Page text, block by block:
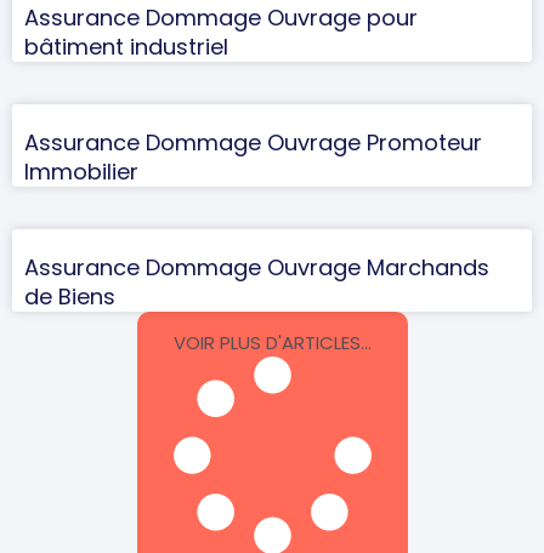
Assurance Dommage Ouvrage pour
bâtiment industriel
Assurance Dommage Ouvrage Promoteur
Immobilier
Assurance Dommage Ouvrage Marchands
de Biens
VOIR PLUS D'ARTICLES...